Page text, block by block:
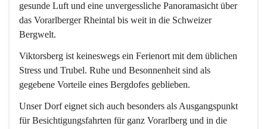
gesunde Luft und eine unvergessliche Panoramasicht über
das Vorarlberger Rheintal bis weit in die Schweizer
Bergwelt.
Viktorsberg ist keineswegs ein Ferienort mit dem üblichen
Stress und Trubel. Ruhe und Besonnenheit sind als
gegebene Vorteile eines Bergdofes geblieben.
Unser Dorf eignet sich auch besonders als Ausgangspunkt
für Besichtigungsfahrten für ganz Vorarlberg und in die